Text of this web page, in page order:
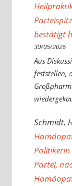
bestätigt
30/05/2026
Aus
feststellen,
Schmidt,
Partei,